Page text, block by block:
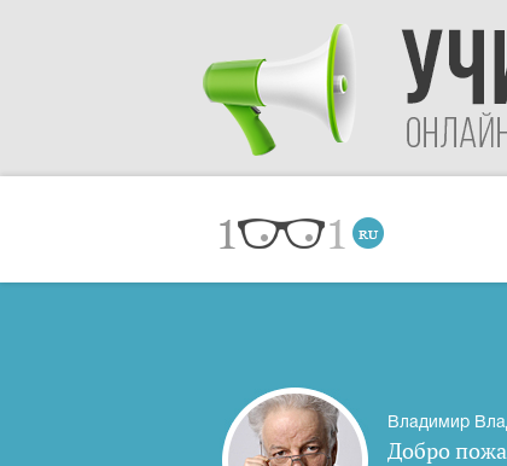
Владимир
Добро